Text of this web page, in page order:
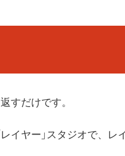
すだけです。
ヤー」スタジオで、レ